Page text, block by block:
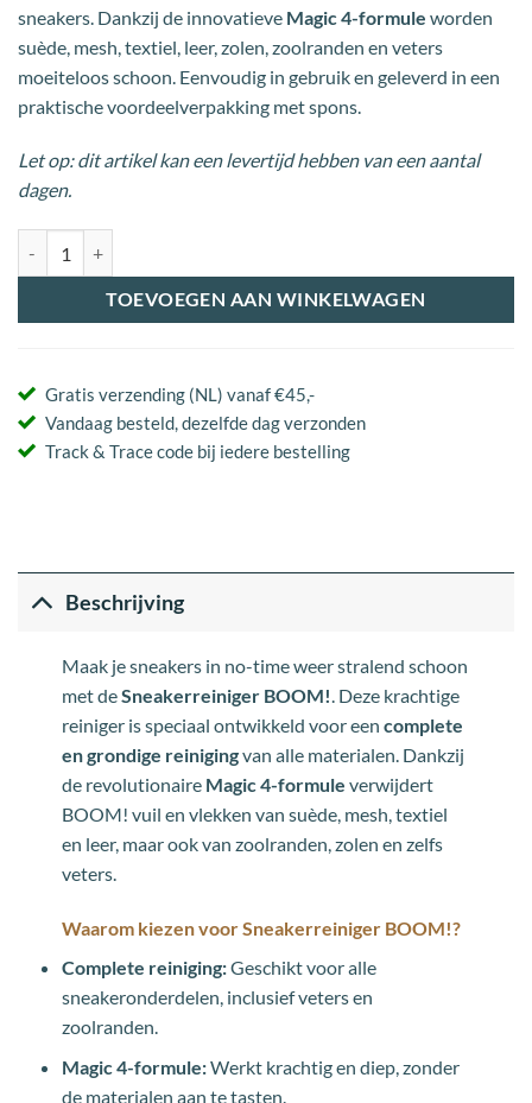
sneakers. Dankzij de innovatieve Magic 4-formule worden
suède, mesh, textiel, leer, zolen, zoolranden en veters
moeiteloos schoon. Eenvoudig in gebruik en geleverd in een
praktische voordeelverpakking met spons.
Let op: dit artikel kan een levertijd hebben van een aantal
dagen.
TOEVOEGEN AAN WINKELWAGEN
Gratis verzending (NL) vanaf €45,-
Vandaag besteld, dezelfde dag verzonden
Track & Trace code bij iedere bestelling
Beschrijving
Maak je sneakers in no-time weer stralend schoon
met deSneakerreiniger BOOM!. Deze krachtige
reiniger is speciaal ontwikkeld voor een complete
en grondige reinigingvan alle materialen. Dankzij
de revolutionaire Magic 4-formule verwijdert
BOOM! vuil en vlekken van suède, mesh, textiel
en leer, maar ook van zoolranden, zolen en zelfs
veters.
Waarom kiezen voor Sneakerreiniger BOOM!?
Complete reiniging:Geschikt voor alle
sneakeronderdelen, inclusief veters en
zoolranden.
Magic 4-formule:Werkt krachtig en diep, zonder
de materialen aan te tasten.